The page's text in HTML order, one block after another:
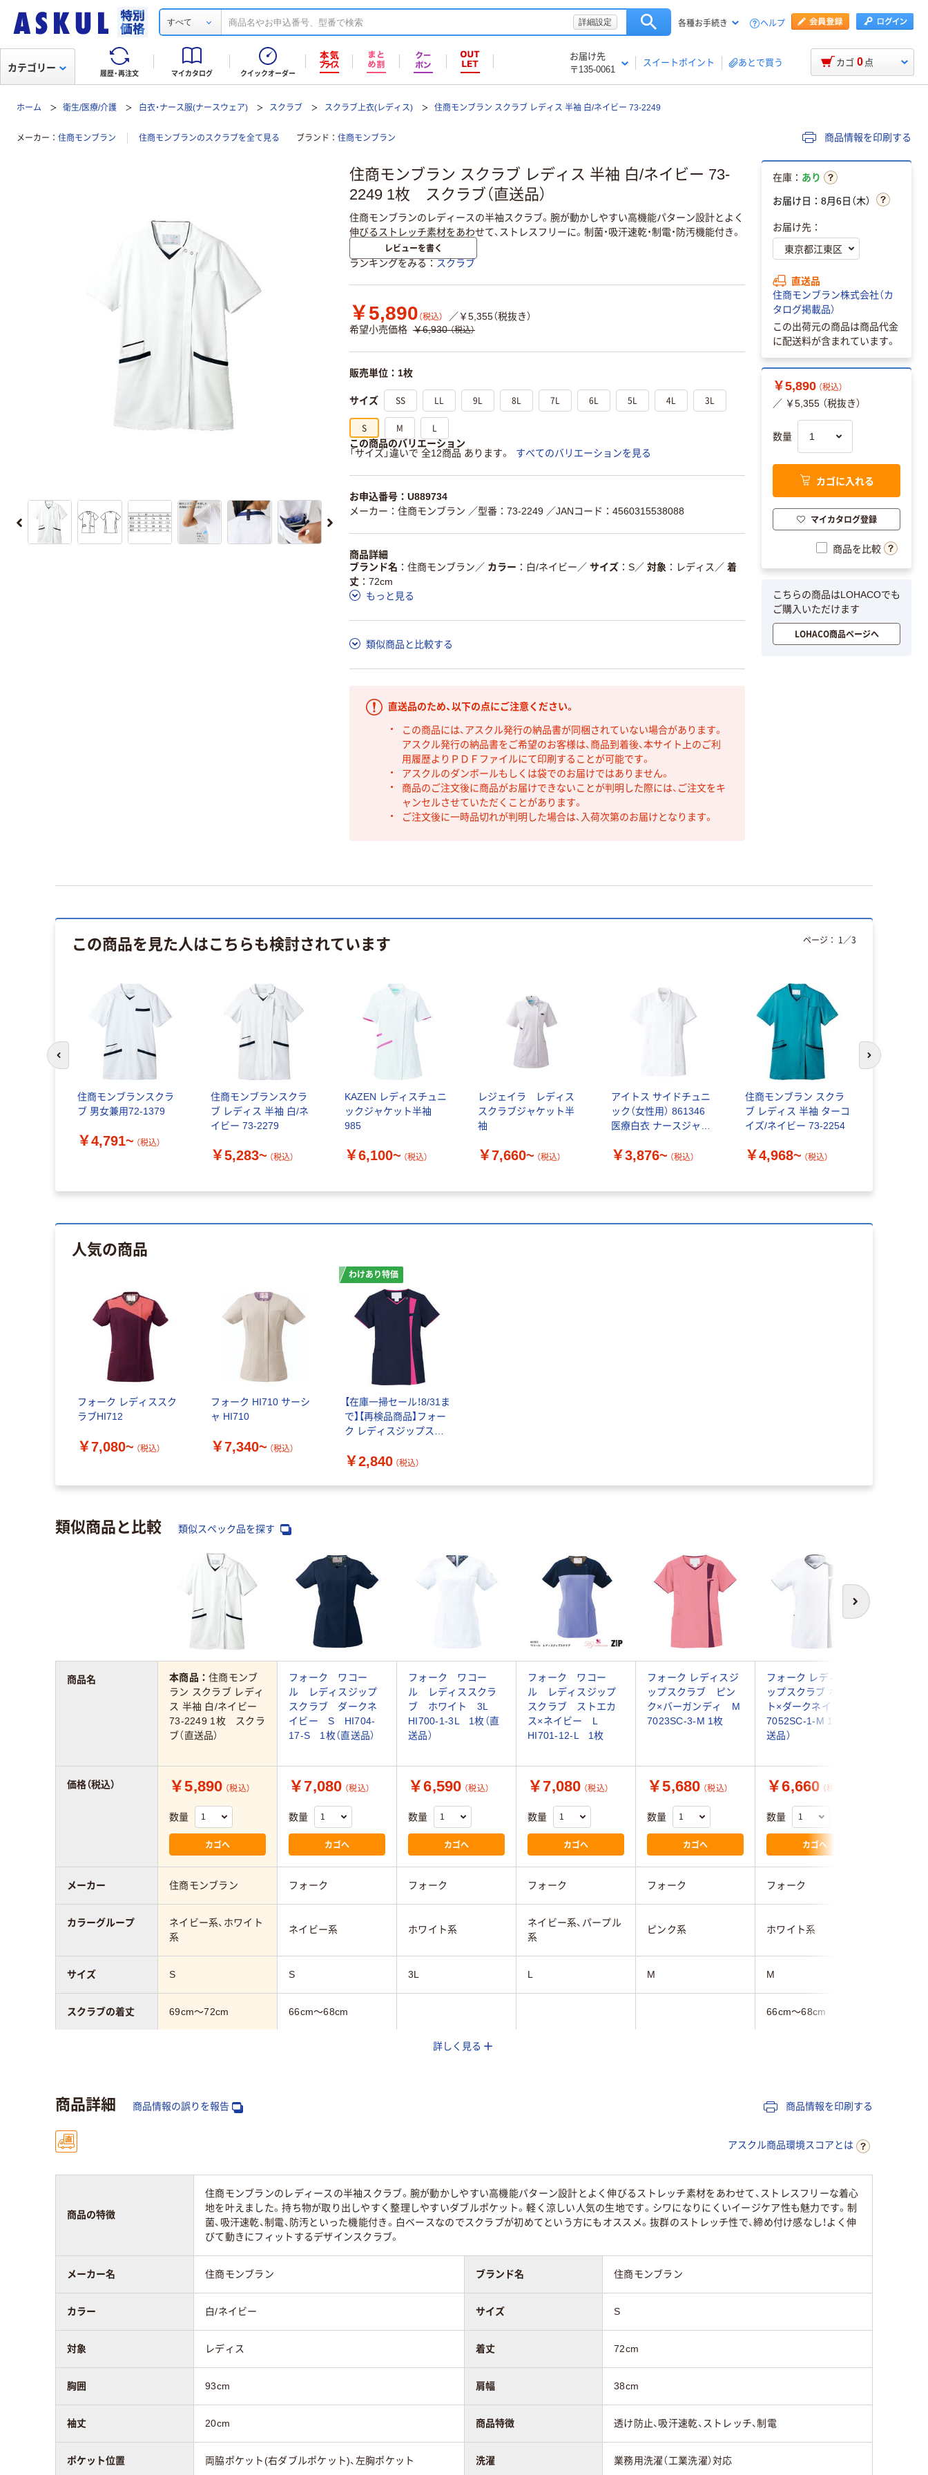
すべて 詳細設定 各種お手続き ヘルプ
履歴・再注文 マイカタログ クイックオーダー
お届け先
〒135-0061
スイートポイント あとで買う
カテゴリー カゴ 0 点
ホーム 衛生/医療/介護 白衣・ナース服(ナースウェア) スクラブ スクラブ上衣(レディス) 住商モンブラン スクラブ レディス 半袖 白/ネイビー 73-2249
メーカー 住商モンブラン 住商モンブランのスクラブを全て見る ブランド 住商モンブラン 商品情報を印刷する
住商モンブラン スクラブ レディス 半袖 白/ネイビー 73-
2249 1枚 スクラブ（直送品）
住商モンブランのレディースの半袖スクラブ。腕が動かしやすい高機能パターン設計とよく
伸びるストレッチ素材をあわせて、ストレスフリーに。制菌・吸汗速乾・制電・防汚機能付き。
レビューを書く
ランキングをみる スクラブ
￥5,890 （税込）
／￥5,355（税抜き）
希望小売価格 ￥6,930 （税込）
販売単位：1枚
サイズ SS LL 9L 8L 7L 6L 5L 4L 3L
S M L
この商品のバリエーション
「サイズ」違いで 全12商品 あります。
すべてのバリエーションを見る
お申込番号：U889734
メーカー：住商モンブラン ／型番：73-2249 ／JANコード：4560315538088
商品詳細
ブランド名
住商モンブラン ／ カラー 白/ネイビー ／ サイズ S／ 対象 レディス ／ 着
丈
72cm
もっと見る
類似商品と比較する
直送品のため、以下の点にご注意ください。
この商品には、アスクル発行の納品書が同梱されていない場合があります。
アスクル発行の納品書をご希望のお客様は、商品到着後、本サイト上のご利
用履歴よりＰＤＦファイルにて印刷することが可能です。
アスクルのダンボールもしくは袋でのお届けではありません。
商品のご注文後に商品がお届けできないことが判明した際には、ご注文をキ
ャンセルさせていただくことがあります。
ご注文後に一時品切れが判明した場合は、入荷次第のお届けとなります。
在庫： あり
お届け日：8月6日（木）
お届け先：
直送品
住商モンブラン株式会社（カ
タログ掲載品）
この出荷元の商品は商品代金
に配送料が含まれています。
￥5,890 （税込）
／ ￥5,355 （税抜き）
数量
カゴに入れる
マイカタログ登録
商品を比較
こちらの商品はLOHACOでも
ご購入いただけます
LOHACO商品ページへ
この商品を見た人はこちらも検討されています
住商モンブランスクラ
ブ 男女兼用72-1379
￥4,791~ （税込）
住商モンブランスクラ
ブ レディス 半袖 白/ネ
イビー 73-2279
￥5,283~ （税込）
KAZEN レディスチュニ
ックジャケット半袖
985
￥6,100~ （税込）
レジェイラ レディス
スクラブジャケット半
袖
￥7,660~ （税込）
アイトス サイドチュニ
ック（女性用） 861346
医療白衣 ナースジャケ
￥3,876~ （税込）
住商モンブラン スクラ
ブ レディス 半袖 ターコ
イズ/ネイビー 73-2254
￥4,968~ （税込）
ページ： 1 ／3
前のスライドへ 次のスライド
人気の商品
フォーク レディススク
ラブHI712
￥7,080~ （税込）
フォーク HI710 サーシ
ャ HI710
￥7,340~ （税込）
わけあり特価
【在庫一掃セール！8/31ま
で】【再検品商品】フォー
ク レディスジップスク
チェリーピンク L
あり品）
￥2,840 （税込）
類似商品と比較 類似スペック品を探す
次へ
本商品：住商モンブ
ラン スクラブ レディ
ス 半袖 白/ネイビー
73-2249 1枚 スクラ
ブ（直送品）
フォーク ワコー
ル レディスジップ
スクラブ ダークネ
イビー S HI704-
17-S 1枚（直送品）
フォーク ワコー
ル レディススクラ
ブ ホワイト 3L
HI700-1-3L 1枚（直
送品）
フォーク ワコー
ル レディスジップ
スクラブ ストエカ
ス×ネイビー L
HI701-12-L 1枚
フォーク レディスジ
ップスクラブ ピン
ク×バーガンディ M
7023SC-3-M 1枚
フォーク レディスジ
ップスクラブ ホワイ
ト×ダークネイビー M
7052SC-1-M 1枚（直
送品）
￥5,890 （税込）
数量
カゴへ
￥7,080 （税込）
数量
カゴへ
￥6,590 （税込）
数量
カゴへ
￥7,080 （税込）
数量
カゴへ
￥5,680 （税込）
数量
カゴへ
￥6,660 （税込）
数量
カゴへ
住商モンブラン フォーク フォーク フォーク フォーク フォーク
ネイビー系、ホワイト
系
ネイビー系 ホワイト系
ネイビー系、パープル
系
ピンク系 ホワイト系
S S 3L L M M
69cm～72cm 66cm～68cm 66cm～68cm
商品名
価格（税込）
メーカー
カラーグループ
サイズ
スクラブの着丈
詳しく見る
商品詳細 商品情報の誤りを報告 商品情報を印刷する
アスクル商品環境スコアとは
商品の特徴
住商モンブランのレディースの半袖スクラブ。腕が動かしやすい高機能パターン設計とよく伸びるストレッチ素材をあわせて、ストレスフリーな着心
地を叶えました。持ち物が取り出しやすく整理しやすいダブルポケット。軽く涼しい人気の生地です。シワになりにくいイージケア性も魅力です。制
菌、吸汗速乾、制電、防汚といった機能付き。白ベースなのでスクラブが初めてという方にもオススメ。抜群のストレッチ性で、締め付け感なし！よく伸
びて動きにフィットするデザインスクラブ。
メーカー名 住商モンブラン ブランド名 住商モンブラン
カラー 白/ネイビー サイズ S
対象 レディス 着丈 72cm
胸囲 93cm 肩幅 38cm
袖丈 20cm 商品特徴 透け防止、吸汗速乾、ストレッチ、制電
ポケット位置 両脇ポケット(右ダブルポケット)、左胸ポケット 洗濯 業務用洗濯（工業洗濯）対応